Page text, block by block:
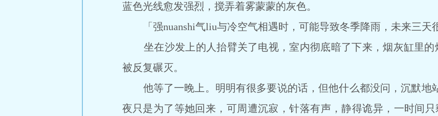
蓝色光线愈发强烈，搅弄着雾蒙蒙的灰色。
「强nuanshi气liu与冷空气相遇时，可能导致冬季降雨，未来三天
坐在沙发上的人抬臂关了电视，室内彻底暗了下来，烟灰缸里的
被反复碾灭。
他等了一晚上。明明有很多要说的话，但他什么都没问，沉默地
夜只是为了等她回来，可周遭沉寂，针落有声，静得诡异，一时间只